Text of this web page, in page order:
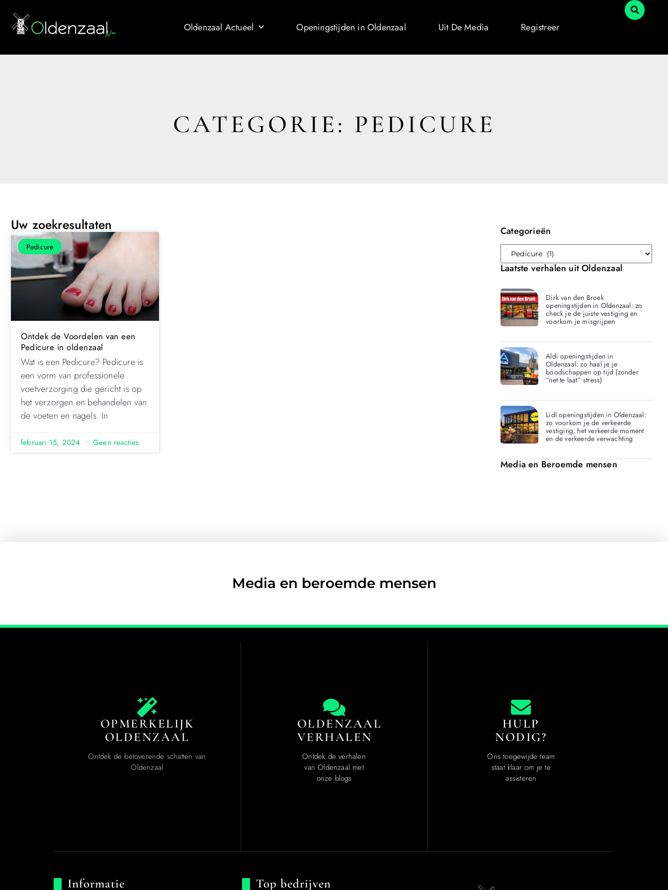
Oldenzaal Actueel Openingstijden in Oldenzaal Uit De Media Registreer
CATEGORIE: PEDICURE
Uw zoekresultaten
Pedicure
Ontdek de Voordelen van een
Pedicure in oldenzaal
Wat is een Pedicure? Pedicure is
een vorm van professionele
voetverzorging die gericht is op
het verzorgen en behandelen van
de voeten en nagels. In
februari 15, 2024 Geen reacties
Categorieën
Laatste verhalen uit Oldenzaal
Dirk van den Broek
openingstijden in Oldenzaal: zo
check je de juiste vestiging en
voorkom je misgrijpen
Aldi openingstijden in
Oldenzaal: zo haal je je
boodschappen op tijd (zonder
“net te laat” stress)
Lidl openingstijden in Oldenzaal:
zo voorkom je de verkeerde
vestiging, het verkeerde moment
en de verkeerde verwachting
Media en Beroemde mensen
Media en beroemde mensen
HULP
NODIG?
Ons toegewijde team
staat klaar om je te
assisteren
OLDENZAAL
VERHALEN
Ontdek de verhalen
van Oldenzaal met
onze blogs
OPMERKELIJK
OLDENZAAL
Ontdek de betoverende schatten van
Oldenzaal
Informatie Top bedrijven